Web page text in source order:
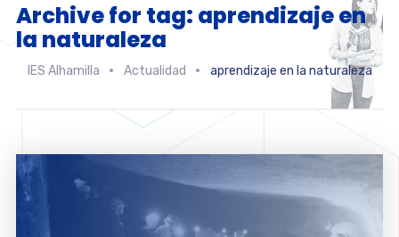
Archive for tag: aprendizaje en
la naturaleza
IES Alhamilla Actualidad aprendizaje en la naturaleza